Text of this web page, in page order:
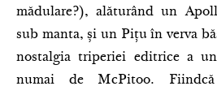
mădulare?), alăturând un
sub manta, și un Pițu în verva
nostalgia triperiei editrice a
numai de McPitoo.